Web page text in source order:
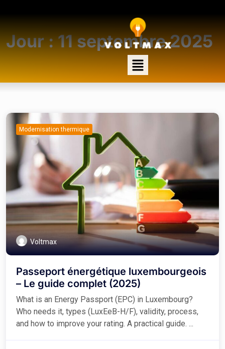
Jour :11 septembre 2025
Modernisation thermique
Voltmax
Passeport énergétique luxembourgeois
– Le guide complet (2025)
What is an Energy Passport (EPC) in Luxembourg?
Who needs it, types (LuxEeB-H/F), validity, process,
and how to improve your rating. A practical guide. ...